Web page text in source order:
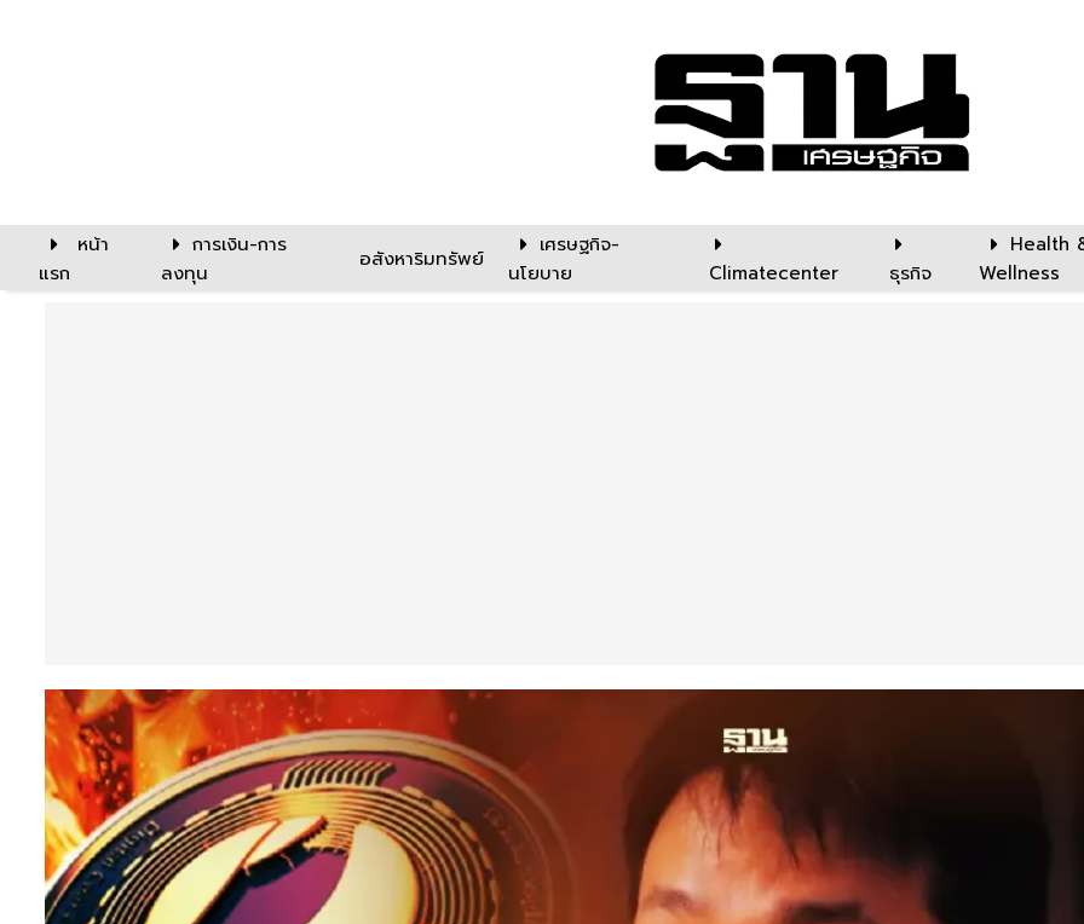
หน้า
แรก
การเงิน-การ
ลงทุน
อสังหาริมทรัพย์
เศรษฐกิจ-
นโยบาย
Climatecenter ธุรกิจ
Health
Wellness